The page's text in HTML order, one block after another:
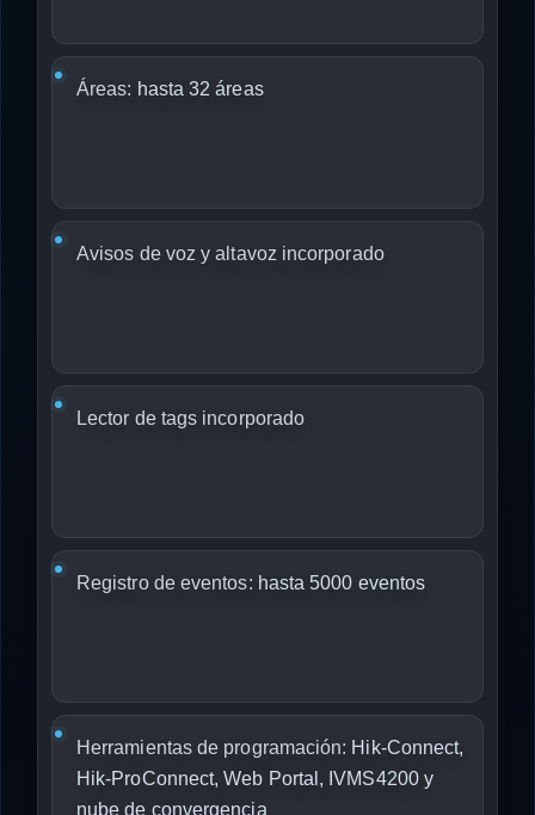
Áreas: hasta 32 áreas
Avisos de voz y altavoz incorporado
Lector de tags incorporado
Registro de eventos: hasta 5000 eventos
Herramientas de programación: Hik-Connect,
Hik-ProConnect, Web Portal, IVMS4200 y
nube de convergencia